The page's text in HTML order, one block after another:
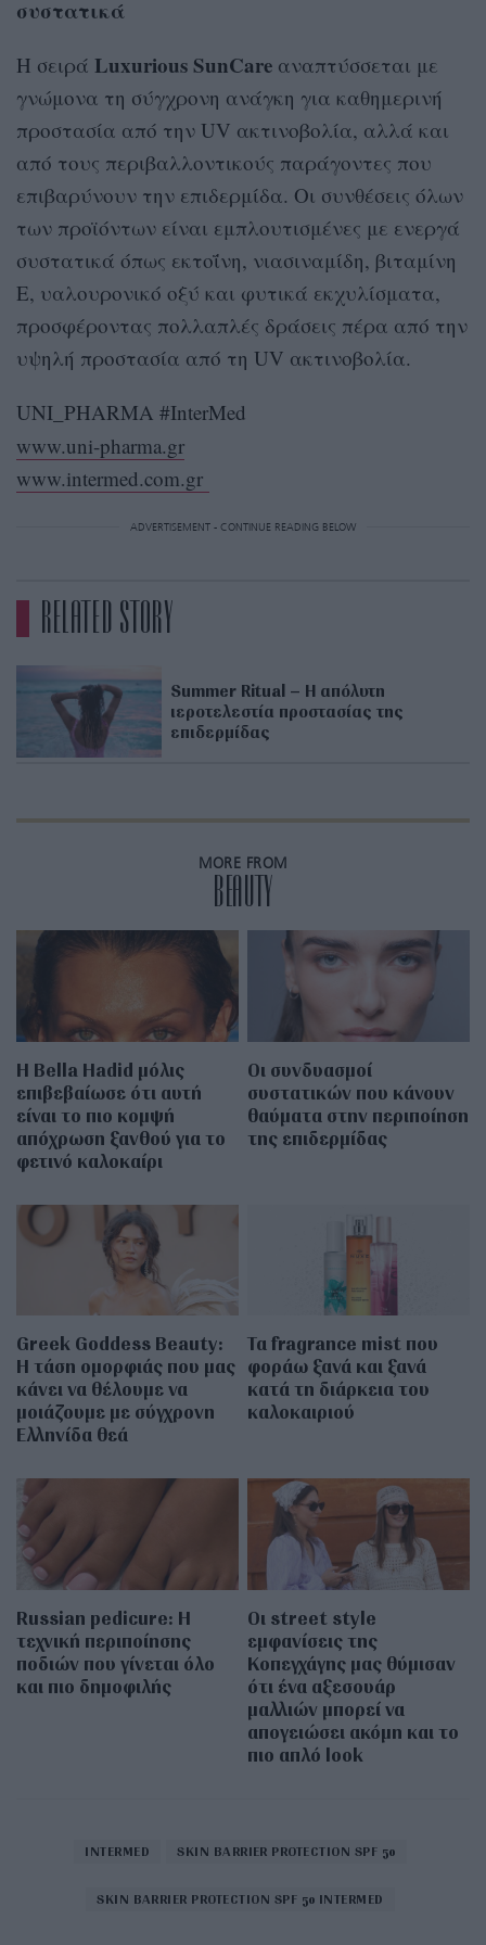
συστατικά
Η σειρά Luxurious SunCare αναπτύσσεται με
γνώμονα τη σύγχρονη ανάγκη για καθημερινή
προστασία από την UV ακτινοβολία, αλλά και
από τους περιβαλλοντικούς παράγοντες που
επιβαρύνουν την επιδερμίδα. Οι συνθέσεις όλων
των προϊόντων είναι εμπλουτισμένες με ενεργά
συστατικά όπως εκτοΐνη, νιασιναμίδη, βιταμίνη
Ε, υαλουρονικό οξύ και φυτικά εκχυλίσματα,
προσφέροντας πολλαπλές δράσεις πέρα από την
υψηλή προστασία από τη UV ακτινοβολία.
UNI_PHARMA #InterMed
www.uni-pharma.gr
www.intermed.com.gr
ADVERTISEMENT - CONTINUE READING BELOW
RELATED STORY
Summer Ritual – H απόλυτη
ιεροτελεστία προστασίας της
επιδερμίδας
MORE FROM
BEAUTY
Η Bella Hadid μόλις
επιβεβαίωσε ότι αυτή
είναι το πιο κομψή
απόχρωση ξανθού για το
φετινό καλοκαίρι
Οι συνδυασμοί
συστατικών που κάνουν
θαύματα στην περιποίηση
της επιδερμίδας
Greek Goddess Beauty:
Η τάση ομορφιάς που μας
κάνει να θέλουμε να
μοιάζουμε με σύγχρονη
Ελληνίδα θεά
Τα fragrance mist που
φοράω ξανά και ξανά
κατά τη διάρκεια του
καλοκαιριού
Russian pedicure: Η
τεχνική περιποίησης
ποδιών που γίνεται όλο
και πιο δημοφιλής
Οι street style
εμφανίσεις της
Κοπεγχάγης μας θύμισαν
ότι ένα αξεσουάρ
μαλλιών μπορεί να
απογειώσει ακόμη και το
πιο απλό look
INTERMED SKIN BARRIER PROTECTION SPF 50
SKIN BARRIER PROTECTION SPF 50 INTERMED